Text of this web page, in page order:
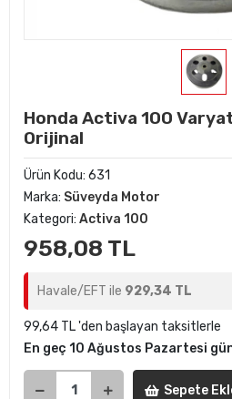
Honda Activa 100
Orijinal
Ürün Kodu: 631
Marka: Süveyda Motor
Kategori: Activa 100
958,08 TL
Havale/EFT ile 929,34 TL
99,64 TL 'den başlayan taksitlerle
En geç 10 Ağustos Pazartesi
Sepete